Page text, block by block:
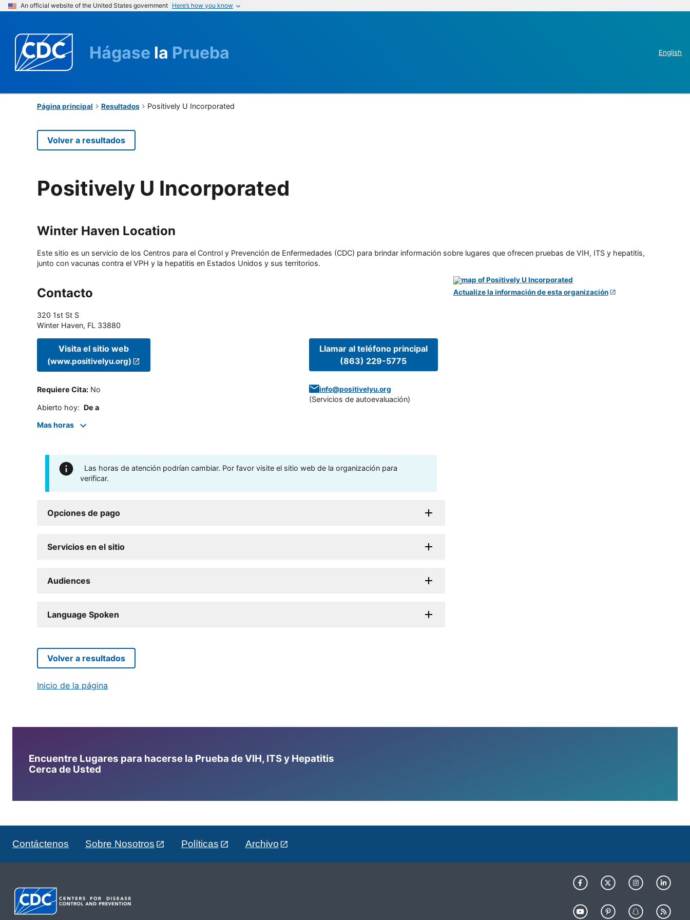
An official website of the United States government Here’s how you know
Hágase la Prueba English
Página principal Resultados Positively U Incorporated
Volver a resultados
Positively U Incorporated
Winter Haven Location
Este sitio es un servicio de los Centros para el Control y Prevención de Enfermedades (CDC) para brindar información sobre lugares que ofrecen pruebas de VIH, ITS y hepatitis,
junto con vacunas contra el VPH y la hepatitis en Estados Unidos y sus territorios.
Contacto
320 1st St S
Winter Haven, FL 33880
Visita el sitio web
(www.positivelyu.org)
Requiere Cita: No
Abierto hoy: De a
Mas horas
Llamar al teléfono principal
(863) 229-5775
info@positivelyu.org
(Servicios de autoevaluación)
Las horas de atención podrían cambiar. Por favor visite el sitio web de la organización para
verificar.
Opciones de pago
Servicios en el sitio
Audiences
Language Spoken
Actualize la información de esta organización
Volver a resultados
Inicio de la página
Encuentre Lugares para hacerse la Prueba de VIH, ITS y Hepatitis
Cerca de Usted
Contáctenos Sobre Nosotros Políticas Archivo